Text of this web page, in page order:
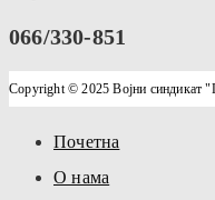
066/330-851
Copyright © 2025 Војни синдикат
Почетна
О нама